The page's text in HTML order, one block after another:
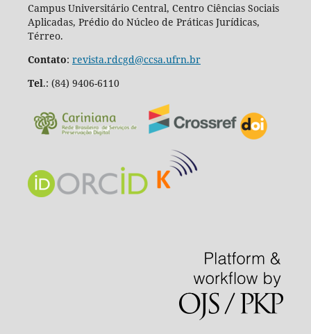
Campus Universitário Central, Centro Ciências Sociais
Aplicadas, Prédio do Núcleo de Práticas Jurídicas,
Térreo.
Contato: revista.rdcgd@ccsa.ufrn.br
Tel.: (84) 9406-6110